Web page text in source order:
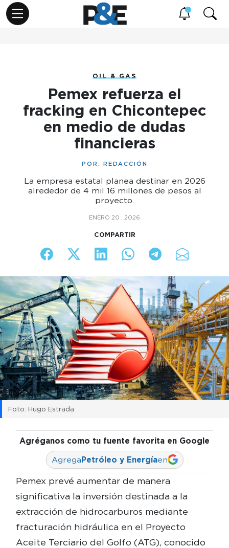
OIL & GAS
Pemex refuerza el
fracking en Chicontepec
en medio de dudas
financieras
POR: REDACCIÓN
La empresa estatal planea destinar en 2026
alrededor de 4 mil 16 millones de pesos al
proyecto.
ENERO 20 , 2026
COMPARTIR
Foto: Hugo Estrada
Agréganos como tu fuente favorita en Google
AgregaPetróleo y Energíaen
Pemex prevé aumentar de manera
significativa la inversión destinada a la
extracción de hidrocarburos mediante
fracturación hidráulica en el Proyecto
Aceite Terciario del Golfo (ATG), conocido